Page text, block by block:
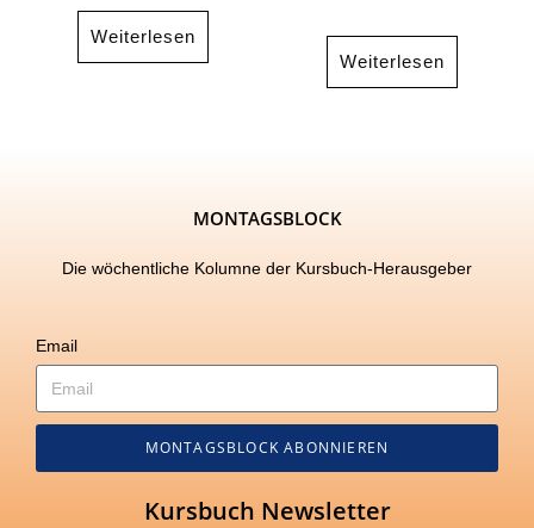
Weiterlesen
Weiterlesen
MONTAGSBLOCK
Die wöchentliche Kolumne der Kursbuch-Herausgeber
Email
MONTAGSBLOCK ABONNIEREN
Kursbuch Newsletter